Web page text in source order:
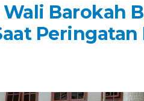
Barokah
Peringatan